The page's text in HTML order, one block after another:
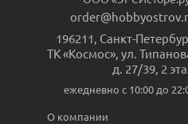
196211 Санкт-
ТК «Космос», ул.
д. 27/39, 2
ежедневно c 10:00 до
О компании